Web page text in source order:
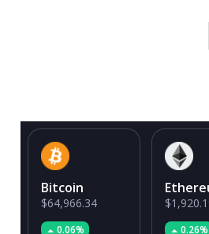
Bitcoin
$64,966.34
0.06% 0.26%